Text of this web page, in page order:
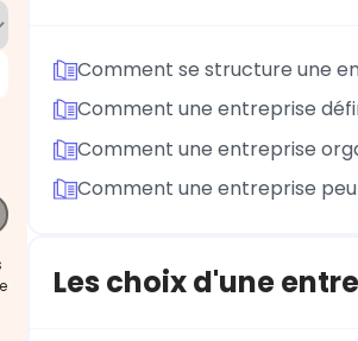
Comment se structure une
Comment une entreprise
Comment une entreprise
Comment une entreprise
Les choix d'une